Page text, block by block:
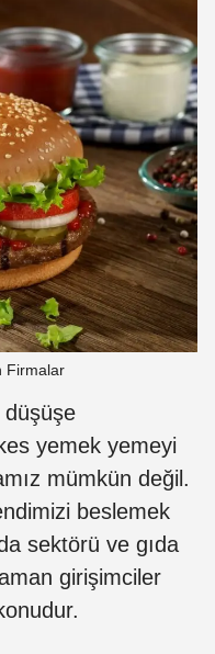
Firmalar
düşüşe
yemek yemeyi
mümkün değil.
beslemek
sektörü ve gıda
girişimciler